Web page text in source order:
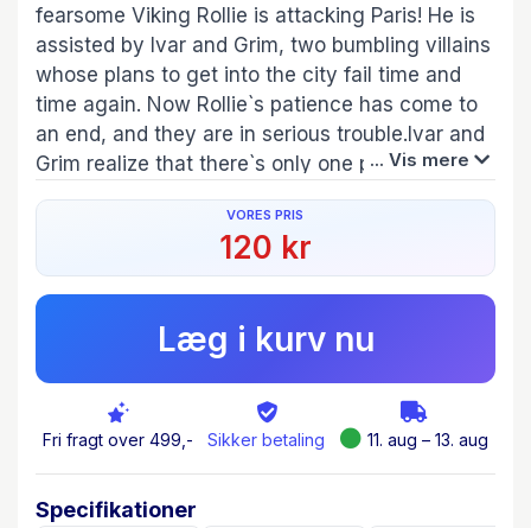
fearsome Viking Rollie is attacking Paris! He is
assisted by Ivar and Grim, two bumbling villains
whose plans to get into the city fail time and
time again. Now Rollie`s patience has come to
an end, and they are in serious trouble.Ivar and
Grim realize that there`s only one person who
can save them.With some difficulty, they kidnap
Siri and Zack and bring them back to Paris,
where Siri is presented to a skeptical Rollie. Can
a little kid really help the savage Vikings?Now
Siri has to pretend to assist Rollie while secretly
finding ways to protect the denizens of Paris
from the Vikings´attacks. Her task grows more
impossible with each passing day, until she and
Zack suddenly receive help from an
tegninger og en sej lille pige i hovedrollen er
... Vis mere
VORES PRIS
120 kr
Læg i kurv nu
Fri fragt over 499,- Sikker betaling 11. aug – 13. aug
Specifikationer